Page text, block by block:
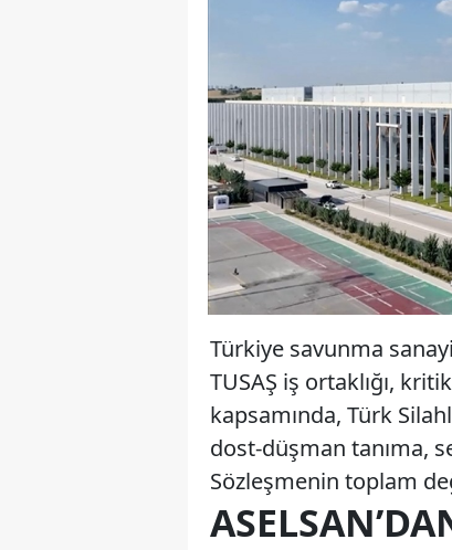
Türkiye savunma
TUSAŞ iş ortaklığı,
kapsamında, Türk
dost-düşman tanıma,
Sözleşmenin toplam